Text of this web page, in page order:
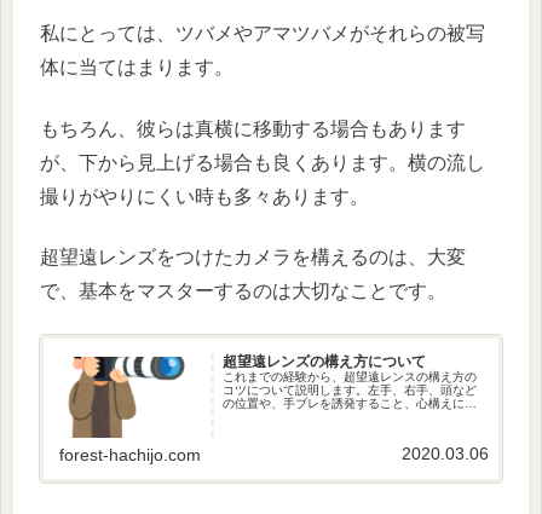
私にとっては、ツバメやアマツバメがそれらの被写
体に当てはまります。
もちろん、彼らは真横に移動する場合もあります
が、下から見上げる場合も良くあります。横の流し
撮りがやりにくい時も多々あります。
超望遠レンズをつけたカメラを構えるのは、大変
で、基本をマスターするのは大切なことです。
超望遠レンズの構え方について
これまでの経験から、超望遠レンスの構え方の
コツについて説明します。左手、右手、頭など
の位置や、手ブレを誘発すること、心構えにつ
forest-hachijo.com 2020.03.06